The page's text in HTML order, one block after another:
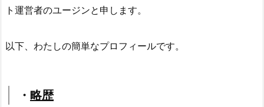
ト運営者のユージンと申します。
以下、わたしの簡単なプロフィールです。
・ 略歴